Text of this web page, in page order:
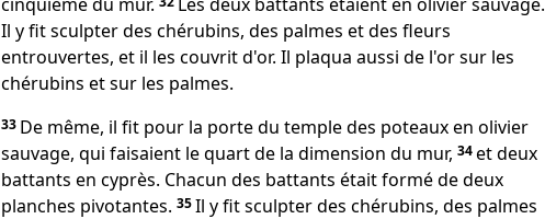
Il y fit sculpter des chérubins, des palmes et des fleurs
entrouvertes, et il les couvrit d'or. Il plaqua aussi de l'or sur les
chérubins et sur les palmes.
33 De même, il fit pour la porte du temple des poteaux en olivier
sauvage, qui faisaient le quart de la dimension du mur, 34et deux
battants en cyprès. Chacun des battants était formé de deux
planches pivotantes. 35Il y fit sculpter des chérubins, des palmes